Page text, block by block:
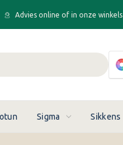
Advies online of in onze winkels
Sigma Sikkens